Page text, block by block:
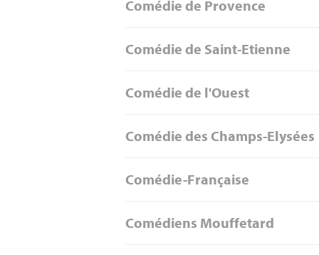
Comédie de Provence
Comédie de Saint-Etienne
Comédie de l'Ouest
Comédie des Champs-Elysées
Comédie-Française
Comédiens Mouffetard